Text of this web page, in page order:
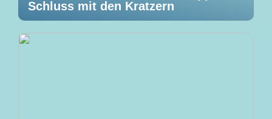
Schluss mit den Kratzern